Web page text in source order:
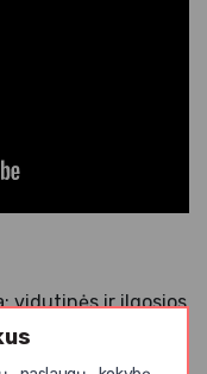
vidutinės ir ilgosios
skleidžia šilumą